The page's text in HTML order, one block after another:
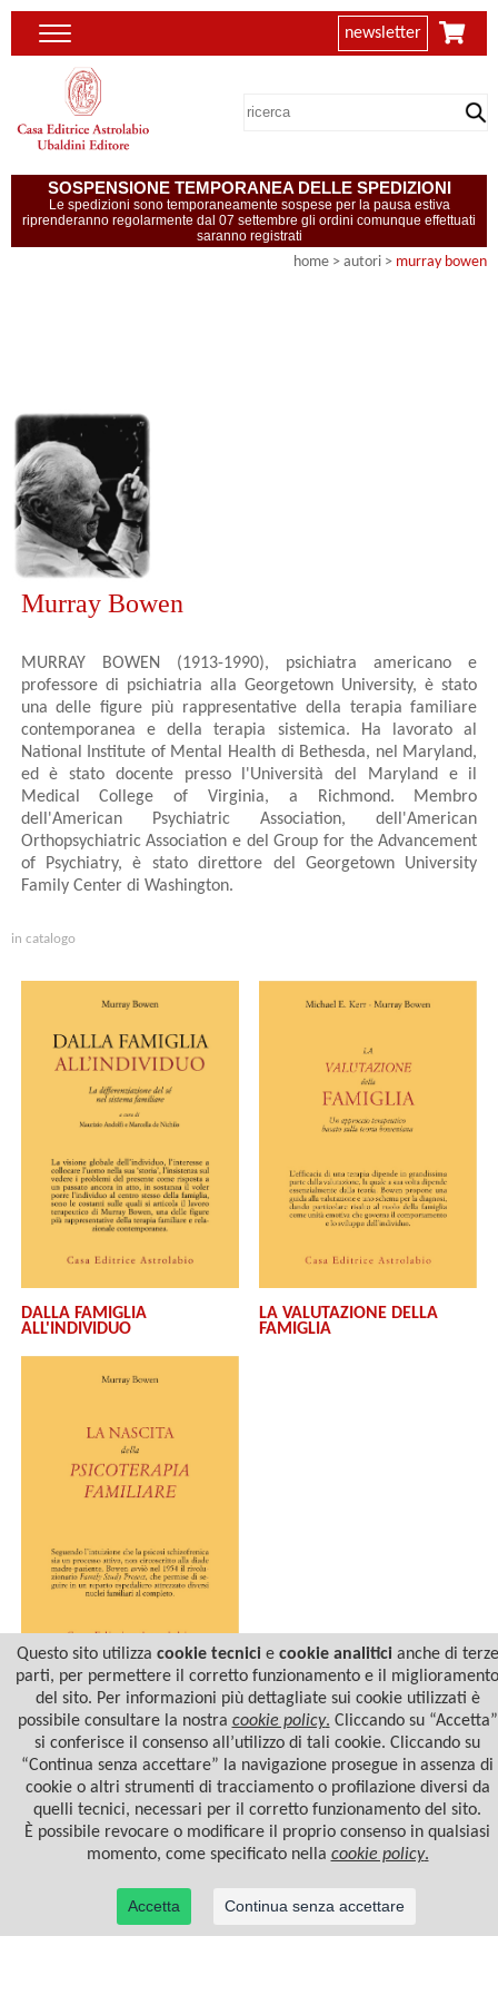
newsletter
SOSPENSIONE TEMPORANEA DELLE SPEDIZIONI
Le spedizioni sono temporaneamente sospese per la pausa estiva
riprenderanno regolarmente dal 07 settembre gli ordini comunque effettuati
saranno registrati
home > autori > murray bowen
Murray Bowen
MURRAY BOWEN (1913-1990), psichiatra americano e
professore di psichiatria alla Georgetown University, è stato
una delle figure più rappresentative della terapia familiare
contemporanea e della terapia sistemica. Ha lavorato al
National Institute of Mental Health di Bethesda, nel Maryland,
ed è stato docente presso l'Università del Maryland e il
Medical College of Virginia, a Richmond. Membro
dell'American Psychiatric Association, dell'American
Orthopsychiatric Association e del Group for the Advancement
of Psychiatry, è stato direttore del Georgetown University
Family Center di Washington.
in catalogo
DALLA FAMIGLIA
ALL'INDIVIDUO
LA VALUTAZIONE DELLA
FAMIGLIA
LA NASCITA DELLA
PSICOTERAPIA FAMILIARE
Questo sito utilizza cookie tecnicie cookie analiticianche di terze
parti, per permettere il corretto funzionamento e il miglioramento
del sito. Per informazioni più dettagliate sui cookie utilizzati è
possibile consultare la nostra cookie policy. Cliccando su “Accetta”
si conferisce il consenso all’utilizzo di tali cookie. Cliccando su
“Continua senza accettare” la navigazione prosegue in assenza di
cookie o altri strumenti di tracciamento o profilazione diversi da
quelli tecnici, necessari per il corretto funzionamento del sito.
È possibile revocare o modificare il proprio consenso in qualsiasi
momento, come specificato nella cookie policy.
Accetta Continua senza accettare